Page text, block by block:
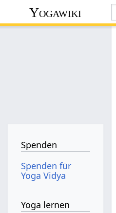
Yogawiki
Spenden
Spenden für
Yoga Vidya
Yoga lernen